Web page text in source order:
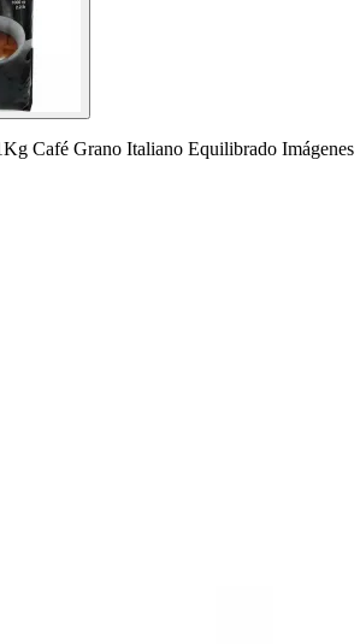
Café Grano Italiano Equilibrado Imágenes